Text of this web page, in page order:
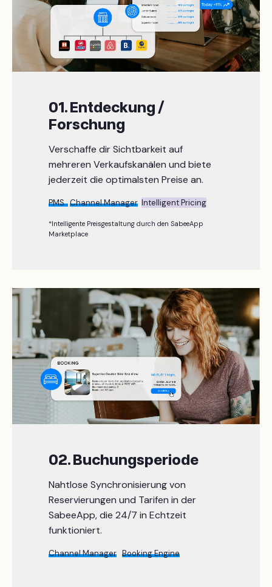
01. Entdeckung /
Forschung
Verschaffe dir Sichtbarkeit auf
mehreren Verkaufskanälen und biete
jederzeit die optimalsten Preise an.
PMSChannel Manager Intelligent Pricing
*Intelligente Preisgestaltung durch den SabeeApp
Marketplace
02. Buchungsperiode
Nahtlose Synchronisierung von
Reservierungen und Tarifen in der
SabeeApp, die 24/7 in Echtzeit
funktioniert.
Channel Manager Booking Engine